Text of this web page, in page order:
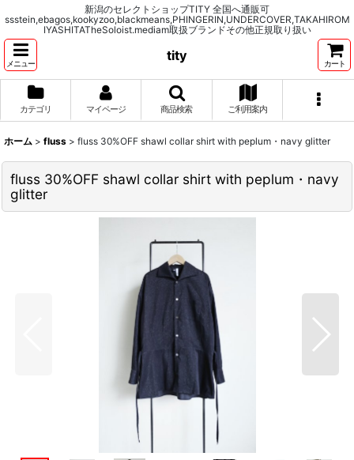
新潟のセレクトショップTITY 全国へ通販可
ssstein,ebagos,kookyzoo,blackmeans,PHINGERIN,UNDERCOVER,TAKAHIROM
IYASHITATheSoloist.mediam取扱ブランドその他正規取り扱い
メニュー
tity
カート
カテゴリ マイページ 商品検索 ご利用案内
ホーム > fluss > fluss 30%OFF shawl collar shirt with peplum・navy glitter
fluss 30%OFF shawl collar shirt with peplum・navy
glitter